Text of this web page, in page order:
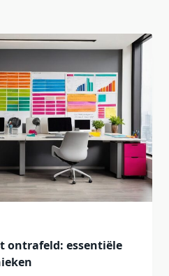
ontrafeld: essentiële